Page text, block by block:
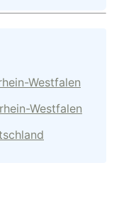
Westfalen
Westfalen